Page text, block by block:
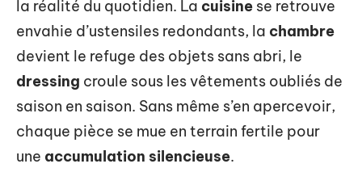
la réalité du quotidien. La cuisine se retrouve
envahie d’ustensiles redondants, la chambre
devient le refuge des objets sans abri, le
dressing croule sous les vêtements oubliés de
saison en saison. Sans même s’en apercevoir,
chaque pièce se mue en terrain fertile pour
une accumulation silencieuse.